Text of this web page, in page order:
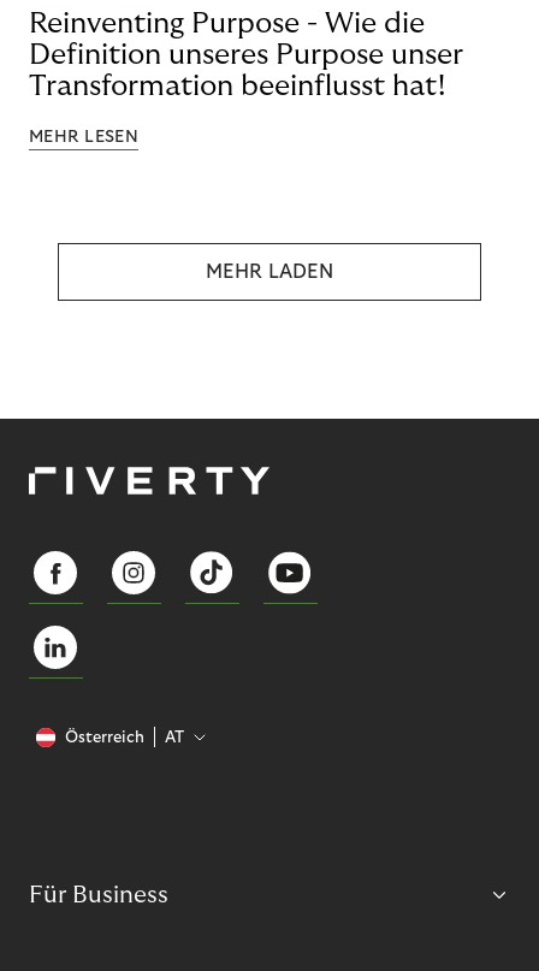
Reinventing Purpose - Wie die
Definition unseres Purpose unser
Transformation beeinflusst hat!
MEHR LESEN
MEHR LADEN
Österreich AT
Für Business